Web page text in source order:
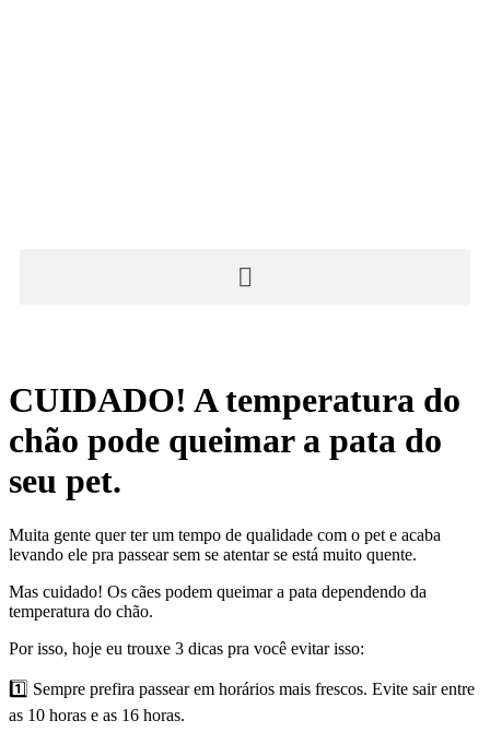
CUIDADO! A temperatura do
chão pode queimar a pata do
seu pet.
Muita gente quer ter um tempo de qualidade com o pet e acaba
levando ele pra passear sem se atentar se está muito quente.
Mas cuidado! Os cães podem queimar a pata dependendo da
temperatura do chão.
Por isso, hoje eu trouxe 3 dicas pra você evitar isso:
1️⃣ Sempre prefira passear em horários mais frescos. Evite sair entre
as 10 horas e as 16 horas.